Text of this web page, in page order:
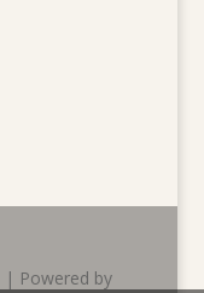
| Powered by